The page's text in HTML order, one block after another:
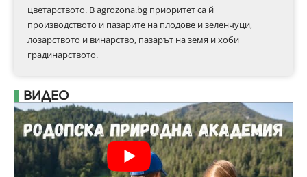
цветарството. В agrozona.bg приоритет са й
производството и пазарите на плодове и зеленчуци,
лозарството и винарство, пазарът на земя и хоби
градинарството.
ВИДЕО